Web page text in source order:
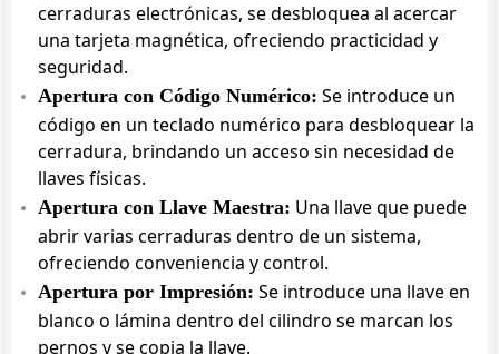
cerraduras electrónicas, se desbloquea al acercar
una tarjeta magnética, ofreciendo practicidad y
seguridad.
Apertura con Código Numérico: Se introduce un
código en un teclado numérico para desbloquear la
cerradura, brindando un acceso sin necesidad de
llaves físicas.
Apertura con Llave Maestra: Una llave que puede
abrir varias cerraduras dentro de un sistema,
ofreciendo conveniencia y control.
Apertura por Impresión: Se introduce una llave en
blanco o lámina dentro del cilindro se marcan los
pernos y se copia la llave.